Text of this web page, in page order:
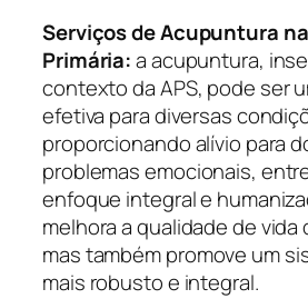
Serviços de Acupuntura
Primária:a acupuntura,
contexto da APS, pode ser
efetiva para diversas
proporcionando alívio para
problemas emocionais,
enfoque integral e
melhora a qualidade de
mas também promove um
mais robusto e integral.